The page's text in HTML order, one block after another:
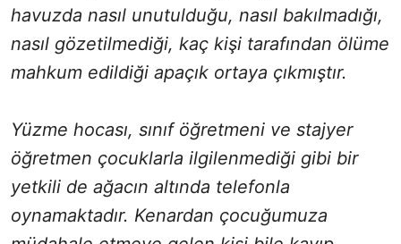
havuzda nasıl unutulduğu, nasıl bakılmadığı,
nasıl gözetilmediği, kaç kişi tarafından ölüme
mahkum edildiği apaçık ortaya çıkmıştır.
Yüzme hocası, sınıf öğretmeni ve stajyer
öğretmen çocuklarla ilgilenmediği gibi bir
yetkili de ağacın altında telefonla
oynamaktadır. Kenardan çocuğumuza